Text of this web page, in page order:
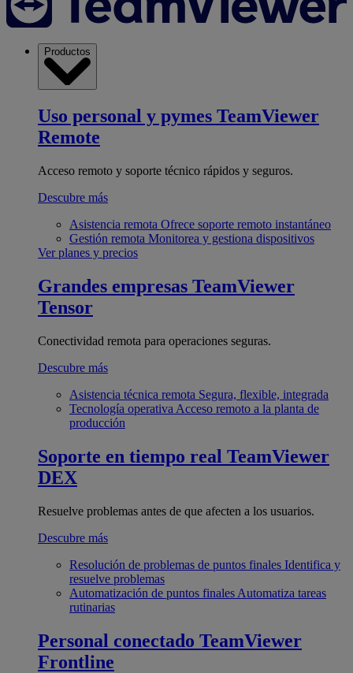
Productos
Uso personal y pymes TeamViewer
Remote
Acceso remoto y soporte técnico rápidos y seguros.
Descubre más
Asistencia remota Ofrece soporte remoto instantáneo
Gestión remota Monitorea y gestiona dispositivos
Ver planes y precios
Grandes empresas TeamViewer
Tensor
Conectividad remota para operaciones seguras.
Descubre más
Asistencia técnica remota Segura, flexible, integrada
Tecnología operativa Acceso remoto a la planta de
producción
Soporte en tiempo real TeamViewer
DEX
Resuelve problemas antes de que afecten a los usuarios.
Descubre más
Resolución de problemas de puntos finales Identifica y
resuelve problemas
Automatización de puntos finales Automatiza tareas
rutinarias
Personal conectado TeamViewer
Frontline